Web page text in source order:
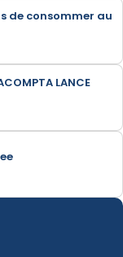
de consommer au
LANCE